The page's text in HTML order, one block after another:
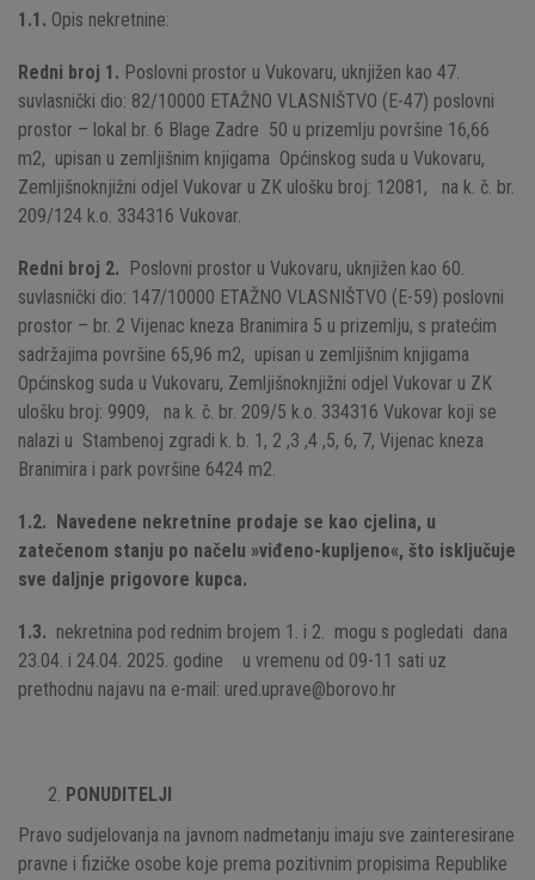
1.1. Opis nekretnine:
Redni broj 1. Poslovni prostor u Vukovaru, uknjižen kao 47.
suvlasnički dio: 82/10000 ETAŽNO VLASNIŠTVO (E-47) poslovni
prostor – lokal br. 6 Blage Zadre 50 u prizemlju površine 16,66
m2, upisan u zemljišnim knjigama Općinskog suda u Vukovaru,
Zemljišnoknjižni odjel Vukovar u ZK ulošku broj: 12081, na k. č. br.
209/124 k.o. 334316 Vukovar.
Redni broj 2. Poslovni prostor u Vukovaru, uknjižen kao 60.
suvlasnički dio: 147/10000 ETAŽNO VLASNIŠTVO (E-59) poslovni
prostor – br. 2 Vijenac kneza Branimira 5 u prizemlju, s pratećim
sadržajima površine 65,96 m2, upisan u zemljišnim knjigama
Općinskog suda u Vukovaru, Zemljišnoknjižni odjel Vukovar u ZK
ulošku broj: 9909, na k. č. br. 209/5 k.o. 334316 Vukovar koji se
nalazi u Stambenoj zgradi k. b. 1, 2 ,3 ,4 ,5, 6, 7, Vijenac kneza
Branimira i park površine 6424 m2.
1.2. Navedene nekretnine prodaje se kao cjelina, u
zatečenom stanju po načelu »viđeno-kupljeno«, što isključuje
sve daljnje prigovore kupca.
1.3. nekretnina pod rednim brojem 1. i 2. mogu s pogledati dana
23.04. i 24.04. 2025. godine u vremenu od 09-11 sati uz
prethodnu najavu na e-mail: ured.uprave@borovo.hr
PONUDITELJI
Pravo sudjelovanja na javnom nadmetanju imaju sve zainteresirane
pravne i fizičke osobe koje prema pozitivnim propisima Republike